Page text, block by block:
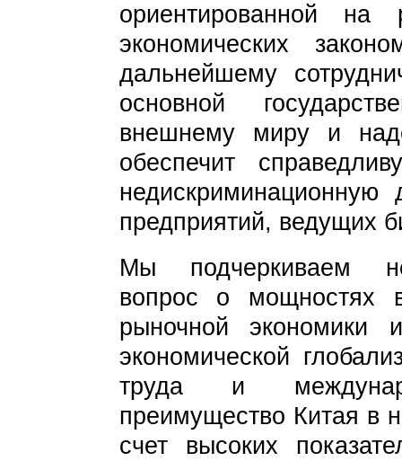
ориентированной
экономических
дальнейшему
основной
внешнему миру и
обеспечит
недискриминационную
предприятий, ведущих
Мы подчеркиваем
вопрос о мощностях
рыночной экономики
экономической
труда и
преимущество Китая в
счет высоких